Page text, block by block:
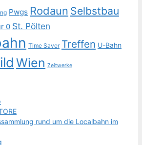
Pwgs Rodaun Selbstbau
0 St. Pölten
Time Saver Treffen U-Bahn
Wien Zeitwerke
rund um die Localbahn im